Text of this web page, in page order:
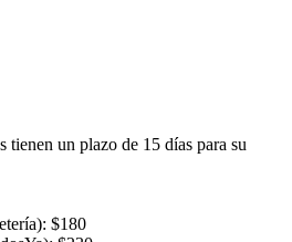
tienen un plazo de 15 días para su
$180